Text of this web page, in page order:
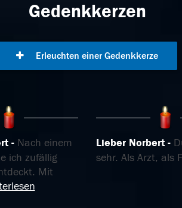
Gedenkkerzen
Erleuchten einer Gedenkkerze
Nach einem
ich zufällig
Mit
Lieber Norbert
sehr. Als Arzt, als